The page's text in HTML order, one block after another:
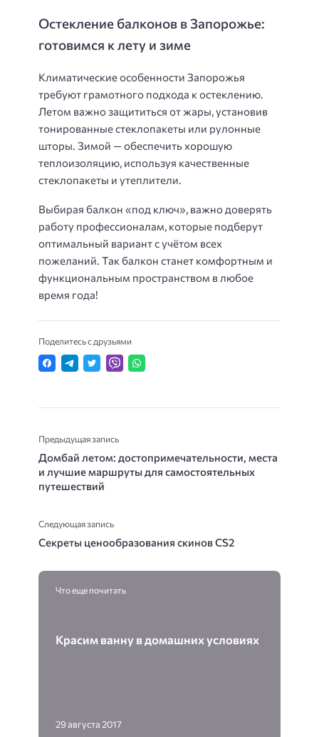
Остекление балконов в Запорожье:
готовимся к лету и зиме
Климатические особенности Запорожья
требуют грамотного подхода к остеклению.
Летом важно защититься от жары, установив
тонированные стеклопакеты или рулонные
шторы. Зимой — обеспечить хорошую
теплоизоляцию, используя качественные
стеклопакеты и утеплители.
Выбирая балкон «под ключ», важно доверять
работу профессионалам, которые подберут
оптимальный вариант с учётом всех
пожеланий. Так балкон станет комфортным и
функциональным пространством в любое
время года!
Поделитесь с друзьями
Предыдущая запись
Домбай летом: достопримечательности, места
и лучшие маршруты для самостоятельных
путешествий
Следующая запись
Секреты ценообразования скинов CS2
Что еще почитать
Красим ванну в домашних условиях
29 августа 2017